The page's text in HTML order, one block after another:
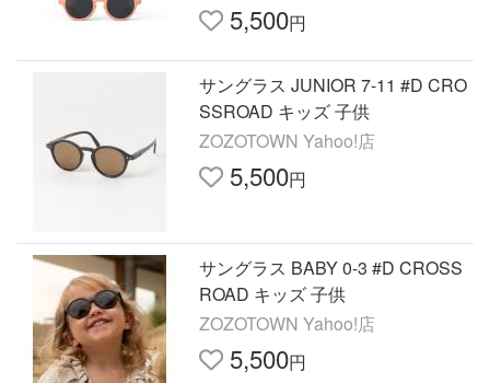
5,500円
サングラス JUNIOR 7-11 #D CRO
SSROAD キッズ 子供
ZOZOTOWN Yahoo!店
5,500円
サングラス BABY 0-3 #D CROSS
ROAD キッズ 子供
ZOZOTOWN Yahoo!店
5,500円